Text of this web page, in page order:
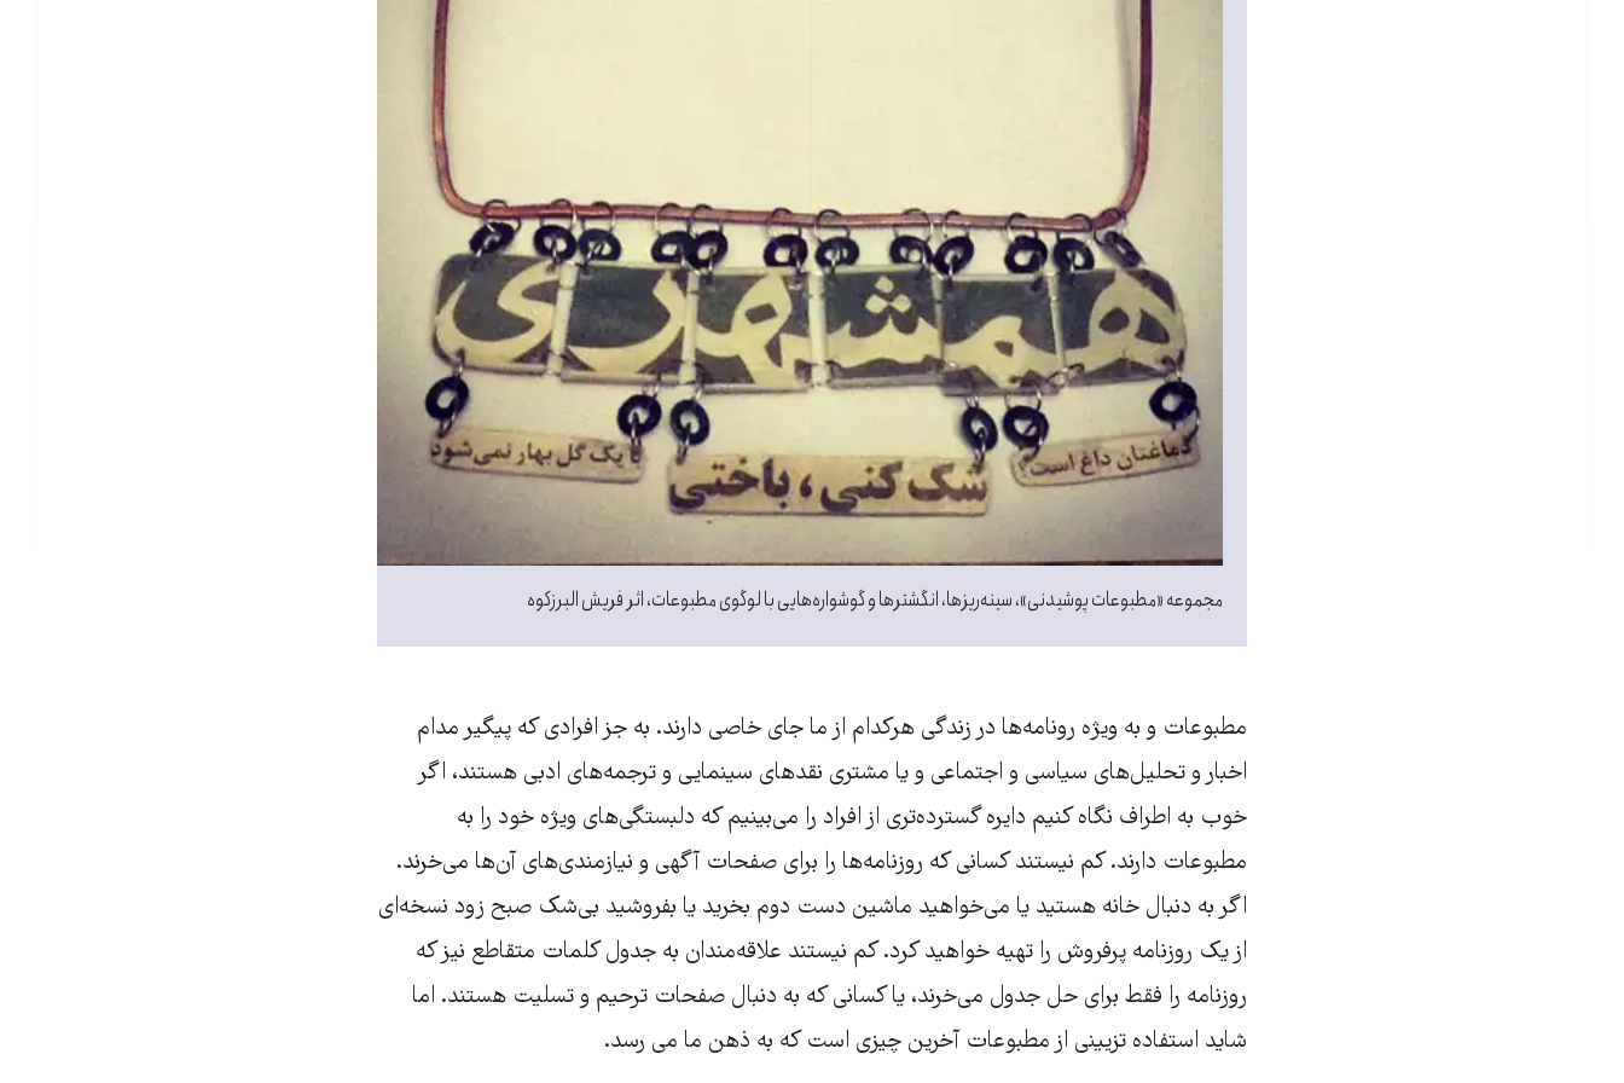
مجموعه «مطبوعات پوشیدنی»، سینه‌ریزها، انگشترها و گوشواره‌هایی با لوگوی مطبوعات، اثر فریش البرزکوه
مطبوعات و به ویژه رونامه‌‌ها در زندگی هرکدام از ما جای خاصی دارند. به جز افرادی که پیگیر مدام
اخبار و تحلیل‌های سیاسی و اجتماعی و یا مشتری نقدهای سینمایی و ترجمه‌های ادبی هستند، اگر
خوب به اطراف نگاه کنیم دایره گسترده‌‌تری از افراد را می‌بینیم که دلبستگی‌های ویژه خود را به
مطبوعات دارند. کم نیستند کسانی که روزنامه‌‌ها را برای صفحات آگهی و نیازمندی‌های آن‌ها می‌خرند.
اگر به دنبال خانه هستید یا می‌خواهید ماشین دست دوم بخرید یا بفروشید بی‌شک صبح زود نسخه‌ای
از یک روزنامه پرفروش را تهیه خواهید کرد. کم نیستند علاقه‌مندان به جدول کلمات متقاطع نیز که
روزنامه را فقط برای حل جدول می‌خرند، یا کسانی که به دنبال صفحات ترحیم و تسلیت هستند. اما
شاید استفاده تزیینی از مطبوعات آخرین چیزی است که به ذهن ما می رسد.